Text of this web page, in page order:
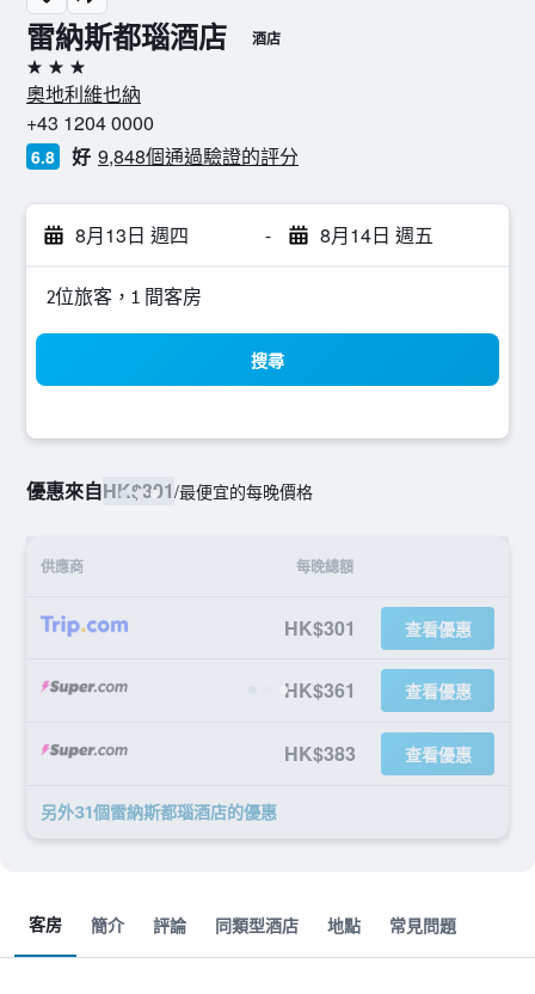
雷納斯都瑙酒店 酒店
3星級
奧地利維也納
+43 1204 0000
6.8 好 9,848個通過驗證的評分
8月13日 週四 - 8月14日 週五
2位旅客，1 間客房
搜尋
優惠來自HK$301/最便宜的每晚價格
供應商 每晚總額
HK$301 查看優惠
HK$361 查看優惠
HK$383 查看優惠
另外31個雷納斯都瑙酒店​的優惠
客房 簡介 評論 同類型酒店 地點 常見問題